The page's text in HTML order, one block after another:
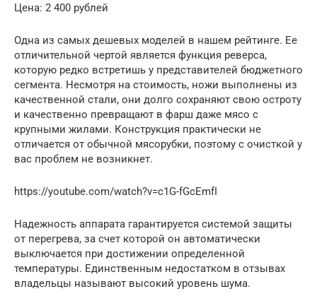
Цена: 2 400 рублей
Одна из самых дешевых моделей в нашем рейтинге. Ее
отличительной чертой является функция реверса,
которую редко встретишь у представителей бюджетного
сегмента. Несмотря на стоимость, ножи выполнены из
качественной стали, они долго сохраняют свою остроту
и качественно превращают в фарш даже мясо с
крупными жилами. Конструкция практически не
отличается от обычной мясорубки, поэтому с очисткой у
вас проблем не возникнет.
https://youtube.com/watch?v=c1G-fGcEmfI
Надежность аппарата гарантируется системой защиты
от перегрева, за счет которой он автоматически
выключается при достижении определенной
температуры. Единственным недостатком в отзывах
владельцы называют высокий уровень шума.